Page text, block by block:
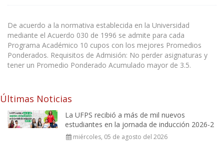
De acuerdo a la normativa establecida en la Universidad
mediante el Acuerdo 030 de 1996 se admite para cada
Programa Académico 10 cupos con los mejores Promedios
Ponderados. Requisitos de Admisión: No perder asignaturas y
tener un Promedio Ponderado Acumulado mayor de 3.5.
Últimas Noticias
La UFPS recibió a más de mil nuevos
estudiantes en la jornada de inducción 2026-2
miércoles, 05 de agosto del 2026